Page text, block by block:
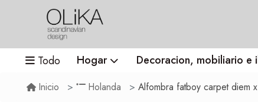
Todo Hogar Decoracion, mobiliario e
Inicio Holanda Alfombra fatboy carpet diem